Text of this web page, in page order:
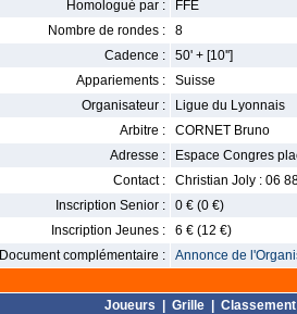
Homologué par :
FFE
Nombre de rondes :
8
Cadence :
50' + [10'']
Appariements :
Suisse
Organisateur :
Ligue du Lyonnais
Arbitre :
CORNET Bruno
Adresse :
Espace Congres
Contact :
Christian Joly : 06
Inscription Senior :
0 € (0 €)
Inscription Jeunes :
6 € (12 €)
Document complémentaire :
Annonce de
Joueurs Grille| Classement